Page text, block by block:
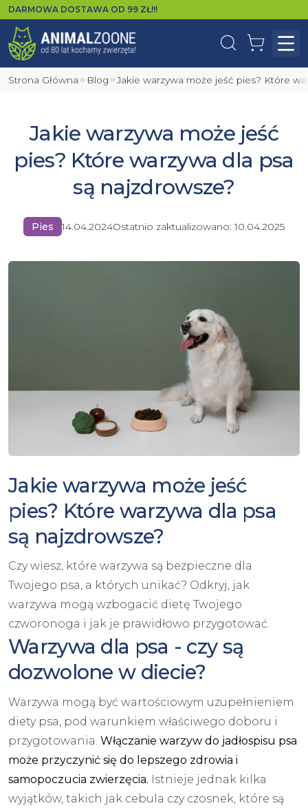
DARMOWA DOSTAWA OD 99 ZŁ!!!
WyszukajKoszyk
Strona Główna Blog Jakie warzywa może jeść pies? Które
Jakie warzywa może jeść
pies? Które warzywa dla psa
są najzdrowsze?
Pies 14.04.2024Ostatnio zaktualizowano:10.04.2025
Jakie warzywa może jeść
pies? Które warzywa dla psa
są najzdrowsze?
Czy wiesz, które warzywa są bezpieczne dla
Twojego psa, a których unikać? Odkryj, jak
warzywa mogą wzbogacić dietę Twojego
czworonoga i jak je prawidłowo przygotować.
Warzywa dla psa - czy są
dozwolone w diecie?
Warzywa mogą być wartościowym uzupełnieniem
diety psa, pod warunkiem właściwego doboru i
przygotowania. Włączanie warzyw do jadłospisu psa
może przyczynić się do lepszego zdrowia i
samopoczucia zwierzęcia. Istnieje jednak kilka
wyjątków, takich jak cebula czy czosnek, które są